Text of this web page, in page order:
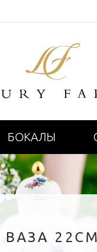
БОКАЛЫ
ВАЗА 22СМ